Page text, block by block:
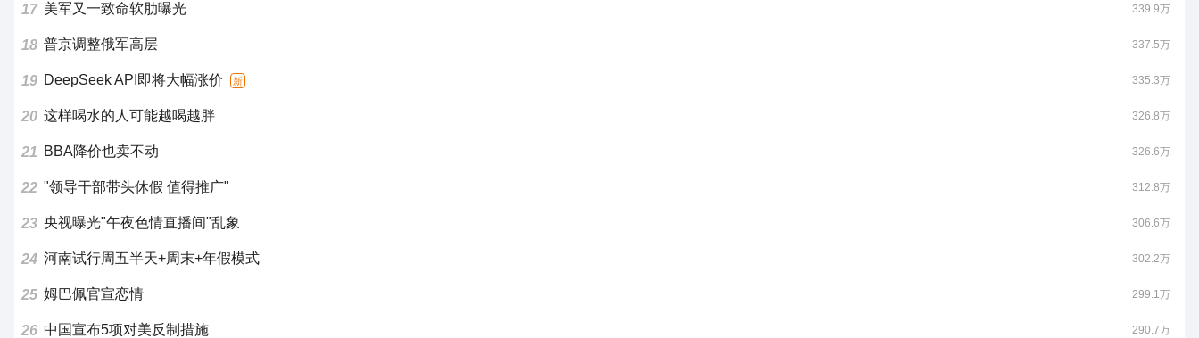
17 美军又一致命软肋曝光 339.9万
18 普京调整俄军高层 337.5万
19 DeepSeek API即将大幅涨价 新 335.3万
20 这样喝水的人可能越喝越胖 326.8万
21 BBA降价也卖不动 326.6万
22 "领导干部带头休假 值得推广" 312.8万
23 央视曝光"午夜色情直播间"乱象 306.6万
24 河南试行周五半天+周末+年假模式 302.2万
25 姆巴佩官宣恋情 299.1万
26 中国宣布5项对美反制措施 290.7万